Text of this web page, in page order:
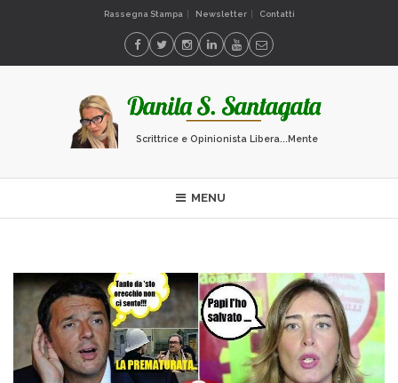
Rassegna Stampa Newsletter Contatti
Scrittrice e Opinionista Libera...Mente
MENU